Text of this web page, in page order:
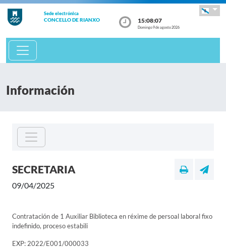
Sede electrónica
CONCELLO DE RIANXO 15:08:07
Domingo 9 de agosto 2026
Información
SECRETARIA
09/04/2025
Contratación de 1 Auxiliar Biblioteca en réxime de persoal laboral fixo
indefinido, proceso estabili
EXP: 2022/E001/000033